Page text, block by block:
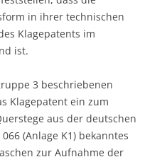
in ihrer technischen
Klagepatents im
ist.
3 beschriebenen
Klagepatent ein zum
aus der deutschen
(Anlage K1) bekanntes
zur Aufnahme der